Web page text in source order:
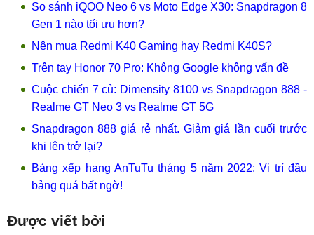
So sánh iQOO Neo 6 vs Moto Edge X30: Snapdragon 8
Gen 1 nào tối ưu hơn?
Nên mua Redmi K40 Gaming hay Redmi K40S?
Trên tay Honor 70 Pro: Không Google không vấn đề
Cuộc chiến 7 củ: Dimensity 8100 vs Snapdragon 888 -
Realme GT Neo 3 vs Realme GT 5G
Snapdragon 888 giá rẻ nhất. Giảm giá lần cuối trước
khi lên trở lại?
Bảng xếp hạng AnTuTu tháng 5 năm 2022: Vị trí đầu
bảng quá bất ngờ!
Được viết bởi